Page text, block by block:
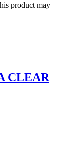
product may
CLEAR